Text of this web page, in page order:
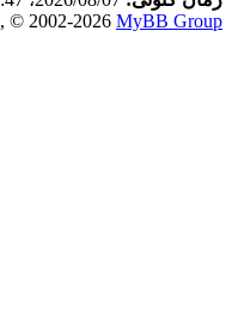
, © 2002-2026 MyBB Group